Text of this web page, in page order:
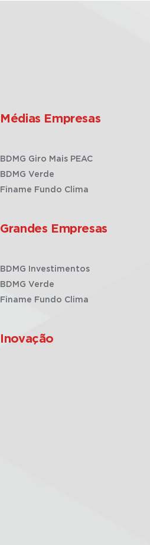
Médias Empresas
BDMG Giro Mais PEAC
BDMG Verde
Finame Fundo Clima
Grandes Empresas
BDMG Investimentos
BDMG Verde
Finame Fundo Clima
Inovação